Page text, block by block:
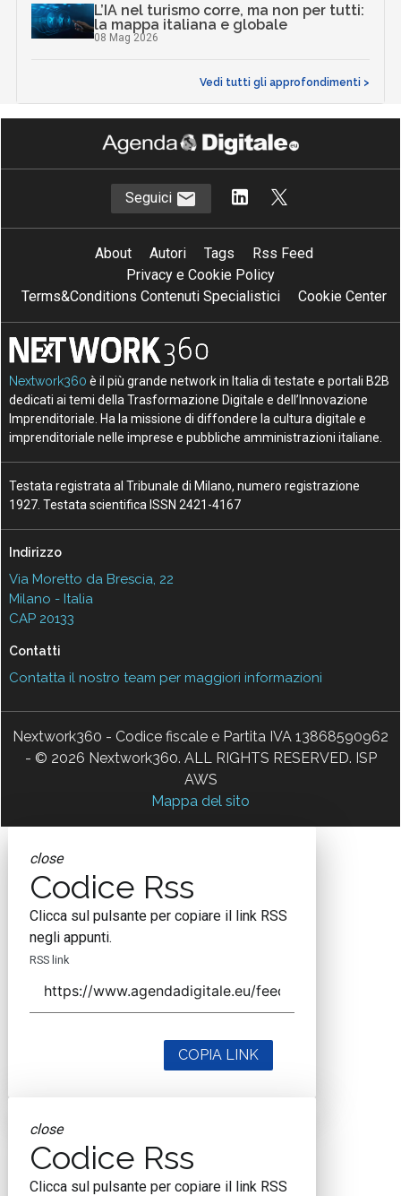
L’IA nel turismo corre, ma non per tutti:
la mappa italiana e globale
08 Mag 2026
Vedi tutti gli approfondimenti >
Seguici
About Autori Tags
Rss Feed
Privacy e Cookie Policy
Terms&Conditions Contenuti Specialistici
Cookie Center
Nextwork360 è il più grande network in Italia di testate e portali B2B
dedicati ai temi della Trasformazione Digitale e dell’Innovazione
Imprenditoriale. Ha la missione di diffondere la cultura digitale e
imprenditoriale nelle imprese e pubbliche amministrazioni italiane.
Testata registrata al Tribunale di Milano, numero registrazione
1927. Testata scientifica ISSN 2421-4167
Indirizzo
Via Moretto da Brescia, 22
Milano - Italia
CAP 20133
Contatti
Contatta il nostro team per maggiori informazioni
Nextwork360 - Codice fiscale e Partita IVA 13868590962
- © 2026 Nextwork360. ALL RIGHTS RESERVED. ISP
AWS
Mappa del sito
close
Codice Rss
Clicca sul pulsante per copiare il link RSS
negli appunti.
RSS link
COPIA LINK
close
Codice Rss
Clicca sul pulsante per copiare il link RSS